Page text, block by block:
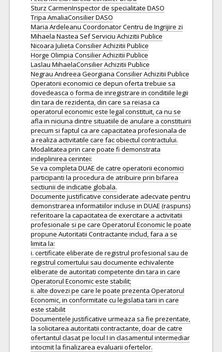
Sturz CarmenInspector de specialitate DASO
Tripa AmaliaConsilier DASO
Maria Ardeleanu Coordonator Centru de Ingrijire zi
Mihaela Nastea Sef Serviciu Achizitii Publice
Nicoara Julieta Consilier Achizitii Publice
Horge Olimpia Consilier Achizitii Publice
Laslau MihaelaConsilier Achizitii Publice
Negrau Andreea Georgiana Consilier Achizitii Publice
Operatorii economici ce depun oferta trebuie sa
dovedeasca o forma de inregistrare in conditiile legii
din tara de rezidenta, din care sa reiasa ca
operatorul economic este legal constituit, ca nu se
afla in niciuna dintre situatiile de anulare a constituirii
precum si faptul ca are capacitatea profesionala de
a realiza activitatile care fac obiectul contractului.
Modalitatea prin care poate fi demonstrata
indeplinirea cerintei:
Se va completa DUAE de catre operatorii economici
participanti la procedura de atribuire prin bifarea
sectiunii de indicatie globala.
Documente justificative considerate adecvate pentru
demonstrarea informatiilor incluse in DUAE (raspuns)
referitoare la capacitatea de exercitare a activitatii
profesionale si pe care Operatorul Economic le poate
propune Autoritatii Contractante includ, fara a se
limita la:
i. certificate eliberate de registrul profesional sau de
registrul comertului sau documente echivalente
eliberate de autoritati competente din tara in care
Operatorul Economic este stabilit;
ii. alte dovezi pe care le poate prezenta Operatorul
Economic, in conformitate cu legislatia tarii in care
este stabilit
Documentele justificative urmeaza sa fie prezentate,
la solicitarea autoritatii contractante, doar de catre
ofertantul clasat pe locul I in clasamentul intermediar
intocmit la finalizarea evaluarii ofertelor.